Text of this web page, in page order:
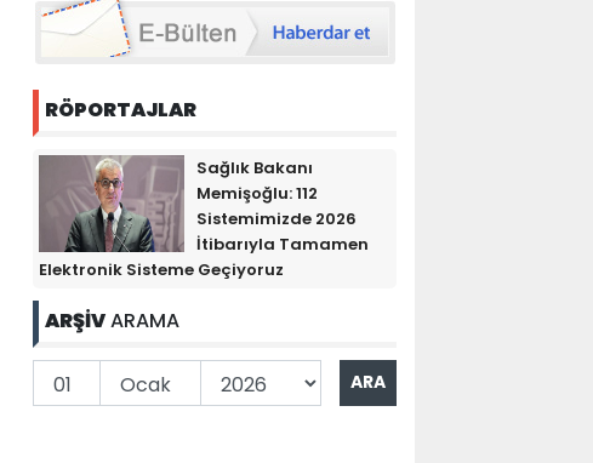
RÖPORTAJLAR
Sağlık Bakanı
Memişoğlu: 112
Sistemimizde 2026
İtibarıyla Tamamen
Elektronik Sisteme Geçiyoruz
ARŞİVARAMA